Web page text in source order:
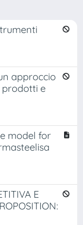
approccio
prodotti e
model for
E